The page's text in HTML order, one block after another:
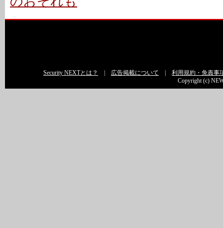
Security NEXTとは？ 広告掲載について
利用規約・免責事
Copyright (c)